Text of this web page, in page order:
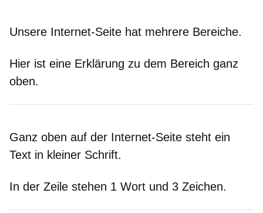
Unsere Internet-Seite hat mehrere Bereiche.
Hier ist eine Erklärung zu dem Bereich ganz
oben.
Ganz oben auf der Internet-Seite steht ein
Text in kleiner Schrift.
In der Zeile stehen 1 Wort und 3 Zeichen.